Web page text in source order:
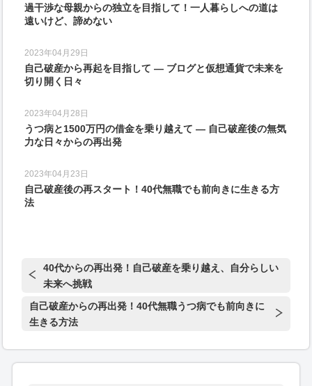
過干渉な母親からの独立を目指して！一人暮らしへの道は
遠いけど、諦めない
2023年04月29日
自己破産から再起を目指して ― ブログと仮想通貨で未来を
切り開く日々
2023年04月28日
うつ病と1500万円の借金を乗り越えて ― 自己破産後の無気
力な日々からの再出発
2023年04月23日
自己破産後の再スタート！40代無職でも前向きに生きる方
法
40代からの再出発！自己破産を乗り越え、自分らしい
未来へ挑戦
自己破産からの再出発！40代無職うつ病でも前向きに
生きる方法